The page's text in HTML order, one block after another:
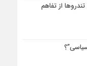
از تفاهم